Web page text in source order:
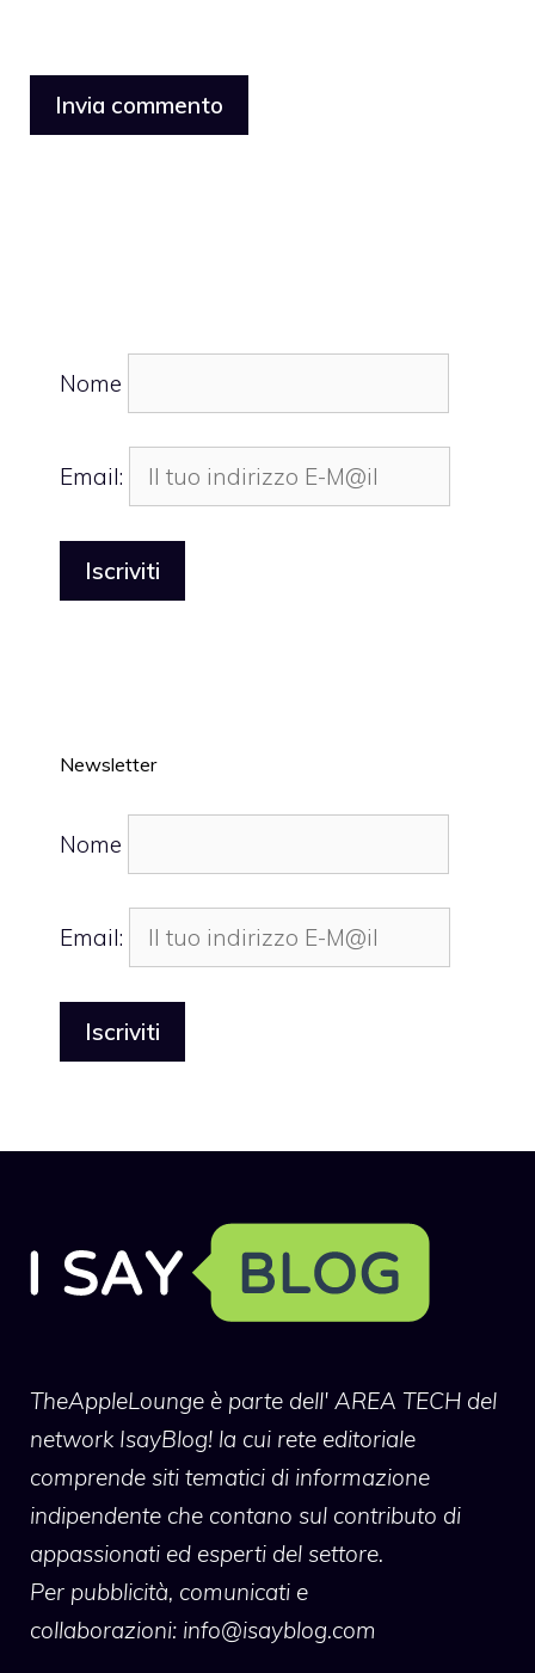
Nome
Email:
Newsletter
Nome
Email:
TheAppleLounge è parte dell' AREA TECH del
network IsayBlog! la cui rete editoriale
comprende siti tematici di informazione
indipendente che contano sul contributo di
appassionati ed esperti del settore.
Per pubblicità, comunicati e
collaborazioni: info@isayblog.com